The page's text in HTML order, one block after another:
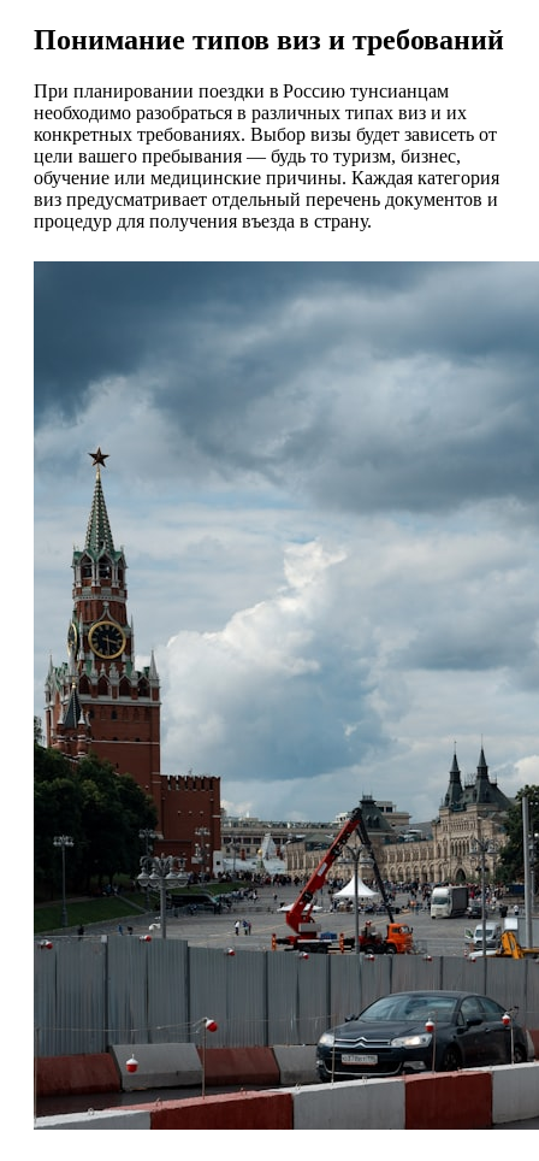
Понимание типов виз и требований
При планировании поездки в Россию тунсианцам
необходимо разобраться в различных типах виз и их
конкретных требованиях. Выбор визы будет зависеть от
цели вашего пребывания — будь то туризм, бизнес,
обучение или медицинские причины. Каждая категория
виз предусматривает отдельный перечень документов и
процедур для получения въезда в страну.